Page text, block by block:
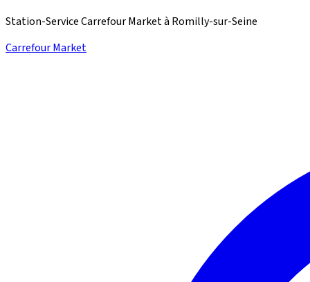
Station-Service Carrefour Market à Romilly-sur-Seine
Carrefour Market